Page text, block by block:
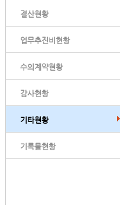
결산현황
업무추진비현황
수의계약현황
감사현황
기타현황
기록물현황